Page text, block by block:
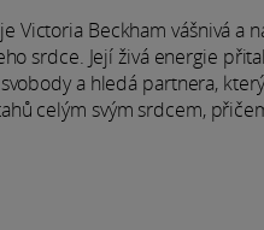
Victoria Beckham vášnivá a
srdce. Její živá energie
a hledá partnera,
celým svým srdcem,